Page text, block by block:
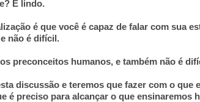
É lindo.
é que você é capaz de falar com sua
não é difícil.
preconceitos humanos, e também não é
discussão e teremos que fazer com o que
é preciso para alcançar o que ensinaremos